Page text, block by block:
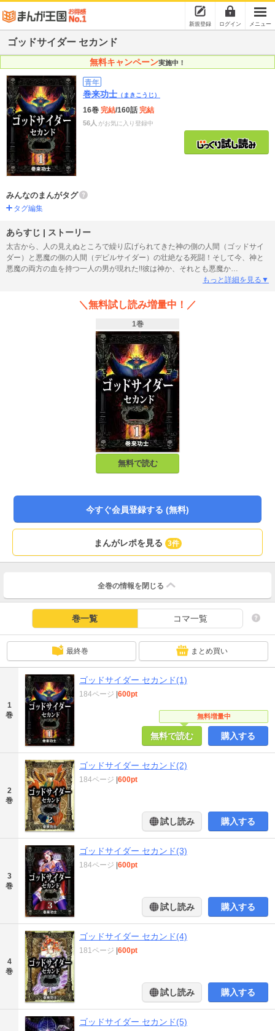
新規登録 ログイン メニュー
ゴッドサイダー セカンド
無料キャンペーン実施中！
青年
巻来功士 （まきこうじ）
16巻 完結/160話完結
56人 がお気に入り登録中
みんなのまんがタグ
タグ編集
あらすじ | ストーリー
太古から、人の見えぬところで繰り広げられてきた神の側の人間（ゴッドサイ
ダー）と悪魔の側の人間（デビルサイダー）の壮絶なる死闘！そして今、神と
悪魔の両方の血を持つ一人の男が現れた!!彼は神か、それとも悪魔か…
もっと詳細を見る▼
＼無料試し読み増量中！／
1巻
無料で読む
今すぐ会員登録する (無料)
まんがレポを見る 3件
全巻の情報を 閉じる
巻一覧 コマ一覧
最終巻 まとめ買い
1
巻
ゴッドサイダー セカンド(1)
無料増量中
184ページ 600pt
無料で読む 購入する
2
巻
ゴッドサイダー セカンド(2)
184ページ 600pt
試し読み 購入する
3
巻
ゴッドサイダー セカンド(3)
184ページ 600pt
試し読み 購入する
4
巻
ゴッドサイダー セカンド(4)
181ページ 600pt
試し読み 購入する
ゴッドサイダー セカンド(5)